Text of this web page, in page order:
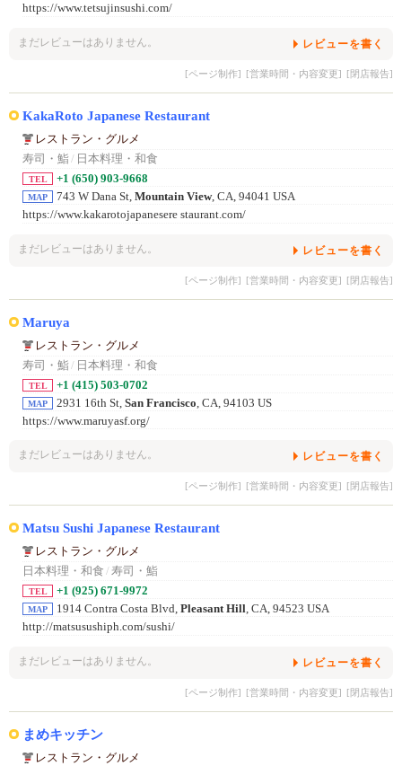
https://www.tetsujinsushi.com/
まだレビューはありません。 レビューを書く
[ページ制作] [営業時間・内容変更] [閉店報告]
KakaRoto Japanese Restaurant
レストラン・グルメ
寿司・鮨/ 日本料理・和食
TEL +1 (650) 903-9668
MAP 743 W Dana St, Mountain View, CA, 94041 USA
https://www.kakarotojapanesere staurant.com/
まだレビューはありません。 レビューを書く
[ページ制作] [営業時間・内容変更] [閉店報告]
Maruya
レストラン・グルメ
寿司・鮨/ 日本料理・和食
TEL +1 (415) 503-0702
MAP 2931 16th St, San Francisco , CA, 94103 US
https://www.maruyasf.org/
まだレビューはありません。 レビューを書く
[ページ制作] [営業時間・内容変更] [閉店報告]
Matsu Sushi Japanese Restaurant
レストラン・グルメ
日本料理・和食 / 寿司・鮨
TEL +1 (925) 671-9972
MAP 1914 Contra Costa Blvd, Pleasant Hill, CA, 94523 USA
http://matsusushiph.com/sushi/
まだレビューはありません。 レビューを書く
[ページ制作] [営業時間・内容変更] [閉店報告]
まめキッチン
レストラン・グルメ